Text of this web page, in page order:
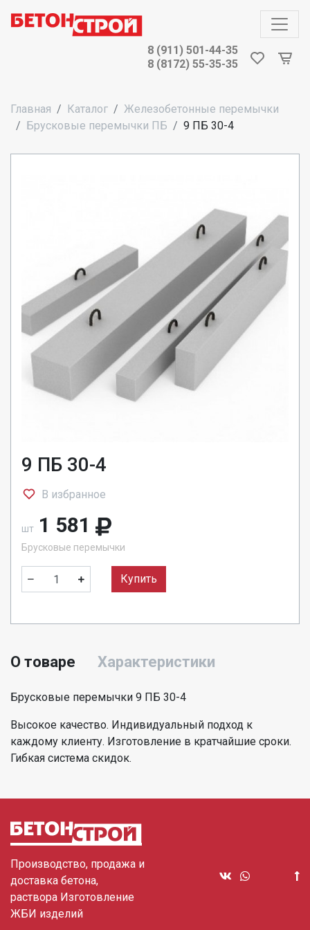
8 (911) 501-44-35
8 (8172) 55-35-35
Главная Каталог
Железобетонные перемычки
Брусковые перемычки ПБ
9 ПБ 30-4
9 ПБ 30-4
В избранное
шт 1 581
Брусковые перемычки
Купить
О товаре Характеристики
Брусковые перемычки 9 ПБ 30-4
Высокое качество. Индивидуальный подход к
каждому клиенту. Изготовление в кратчайшие сроки.
Гибкая система скидок.
Производство, продажа и
доставка бетона,
раствора Изготовление
ЖБИ изделий